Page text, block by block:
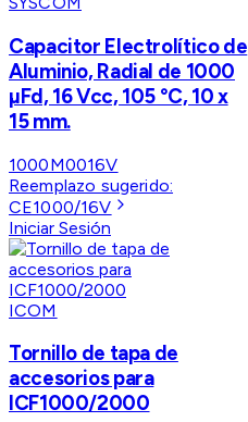
Capacitor Electrolítico de
Aluminio, Radial de 1000
µFd, 16 Vcc, 105 °C, 10 x
15 mm.
1000M0016V
Reemplazo sugerido:
CE1000/16V
Iniciar Sesión
ICOM
Tornillo de tapa de
accesorios para
ICF1000/2000